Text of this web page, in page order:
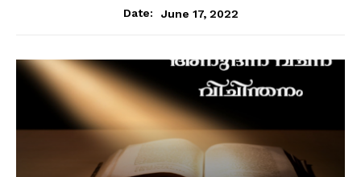
Date:
June 17, 2022